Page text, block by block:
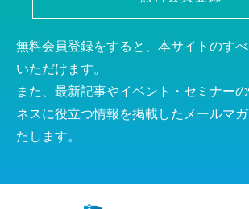
無料会員登録をすると、本サイトのす
いただけます。
また、最新記事やイベント・セミナー
ネスに役立つ情報を掲載したメールマ
たします。